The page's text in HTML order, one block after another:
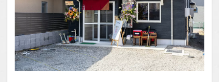
You
Tubeチ
ャンネ
ル